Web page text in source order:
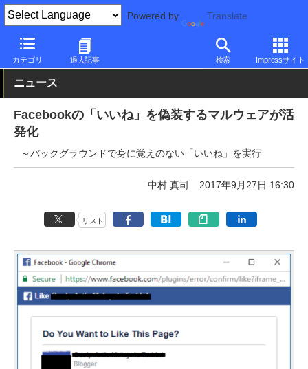
Powered by Translate
カテゴリ 過去記事 検索 Impressサイト
PC Watch 市場 セキュリティ
ニュース
Facebookの「いいね」を偽装するマルウェアが活
発化
～バックグラウンドで身に覚えのない「いいね」を実行
中村 真司 2017年9月27日 16:30
リスト